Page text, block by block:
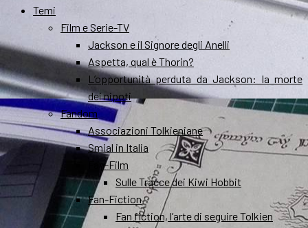
Temi
Film e Serie-TV
Jackson e il Signore degli Anelli
Aspetta, qual è Thorin?
L’opportunità perduta da Jackson: la morte
dei nipoti
Fandom
Associazioni Tolkieniane
Smial in Italia
Fan-Film
Sulle Tracce dei Kiwi Hobbit
Fan-Fiction
Fan fiction, l’arte di seguire Tolkien